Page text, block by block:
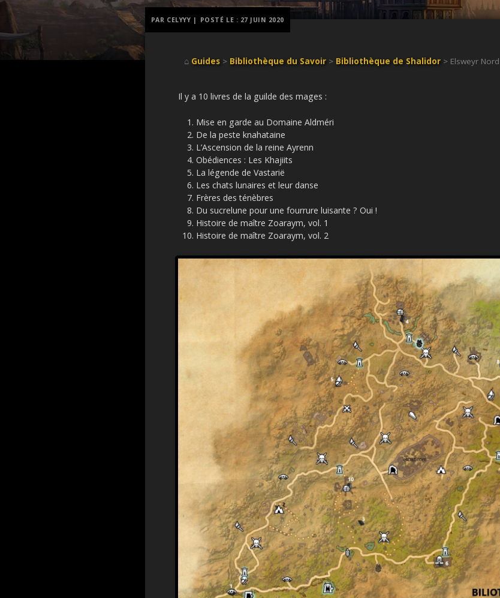
⌂ Guides> Bibliothèque du Savoir> Bibliothèque de Shalidor> Elsweyr Nord
Il y a 10 livres de la guilde des mages :
Mise en garde au Domaine Aldméri
De la peste knahataine
L’Ascension de la reine Ayrenn
Obédiences : Les Khajiits
La légende de Vastarië
Les chats lunaires et leur danse
Frères des ténèbres
Du sucrelune pour une fourrure luisante ? Oui !
Histoire de maître Zoaraym, vol. 1
Histoire de maître Zoaraym, vol. 2
PAR CELYYY | POSTÉ LE : 27 JUIN 2020